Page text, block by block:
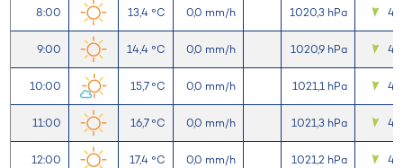
8:00 13,4 °C 0,0 mm/h 1020,3 hPa 4,5
9:00 14,4 °C 0,0 mm/h 1020,9 hPa 4,5
10:00 15,7 °C 0,0 mm/h 1021,1 hPa
11:00 16,7 °C 0,0 mm/h 1021,3 hPa 4,6
12:00 17,4 °C 0,0 mm/h 1021,2 hPa 4,5